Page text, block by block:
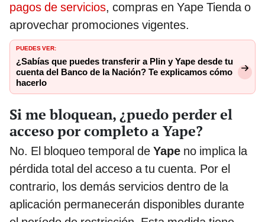
pagos de servicios, compras en Yape Tienda o
aprovechar promociones vigentes.
PUEDES VER:
¿Sabías que puedes transferir a Plin y Yape desde tu
cuenta del Banco de la Nación? Te explicamos cómo
hacerlo
Si me bloquean, ¿puedo perder el
acceso por completo a Yape?
No. El bloqueo temporal de Yape no implica la
pérdida total del acceso a tu cuenta. Por el
contrario, los demás servicios dentro de la
aplicación permanecerán disponibles durante